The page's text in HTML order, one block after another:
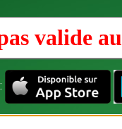
valide au